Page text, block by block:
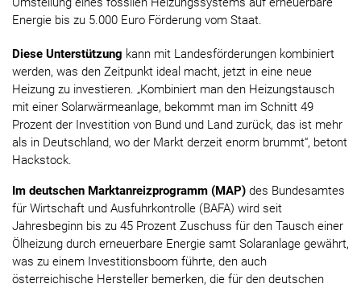
Energie bis zu 5.000 Euro Förderung vom Staat.
Diese Unterstützung kann mit Landesförderungen kombiniert
werden, was den Zeitpunkt ideal macht, jetzt in eine neue
Heizung zu investieren. „Kombiniert man den Heizungstausch
mit einer Solarwärmeanlage, bekommt man im Schnitt 49
Prozent der Investition von Bund und Land zurück, das ist mehr
als in Deutschland, wo der Markt derzeit enorm brummt“, betont
Hackstock.
Im deutschen Marktanreizprogramm (MAP) des Bundesamtes
für Wirtschaft und Ausfuhrkontrolle (BAFA) wird seit
Jahresbeginn bis zu 45 Prozent Zuschuss für den Tausch einer
Ölheizung durch erneuerbare Energie samt Solaranlage gewährt,
was zu einem Investitionsboom führte, den auch
österreichische Hersteller bemerken, die für den deutschen